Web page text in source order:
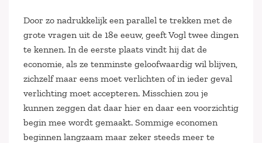
Door zo nadrukkelijk een parallel te trekken met de
grote vragen uit de 18e eeuw, geeft Vogl twee dingen
te kennen. In de eerste plaats vindt hij dat de
economie, als ze tenminste geloofwaardig wil blijven,
zichzelf maar eens moet verlichten of in ieder geval
verlichting moet accepteren. Misschien zou je
kunnen zeggen dat daar hier en daar een voorzichtig
begin mee wordt gemaakt. Sommige economen
beginnen langzaam maar zeker steeds meer te